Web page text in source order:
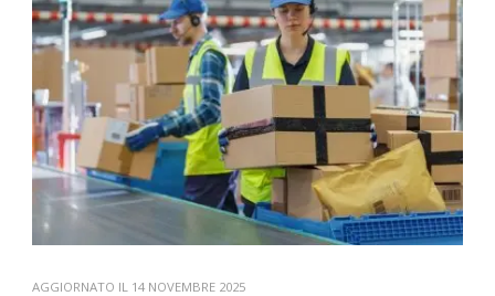
AGGIORNATO IL 14 NOVEMBRE 2025